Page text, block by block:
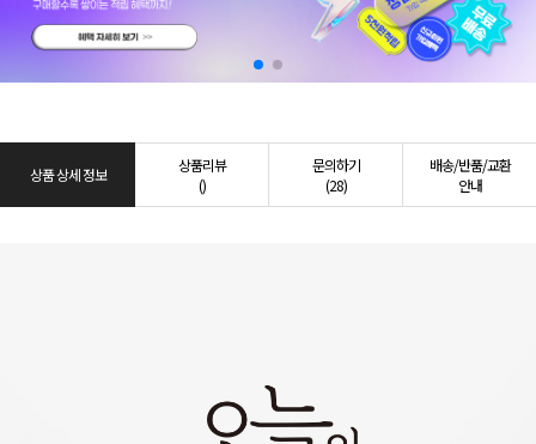
상품 상세 정보
상품리뷰
()
문의하기
(28)
배송/반품/교환
안내